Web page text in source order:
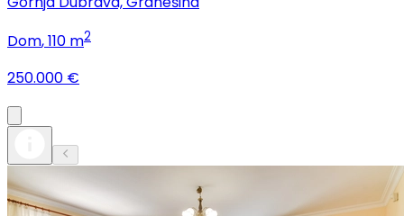
Dom, 110 m2
250.000 €